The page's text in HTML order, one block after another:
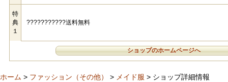
特
典
１
???????????送料無料
ショップのホームページへ
ホーム > ファッション（その他） > メイド服 > ショップ詳細情報